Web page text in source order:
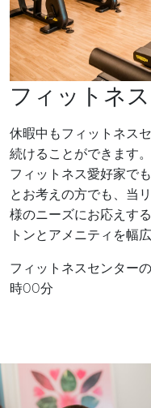
フィットネ
休暇中もフィットネス
続けることができます
フィットネス愛好家で
とお考えの方でも、当
様のニーズにお応えす
トンとアメニティを幅
フィットネスセンター
時00分